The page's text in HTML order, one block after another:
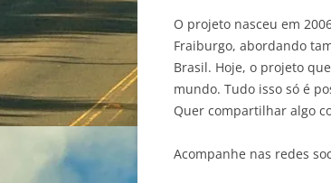
O projeto nasceu em
Fraiburgo, abordando
Brasil. Hoje, o projeto
mundo. Tudo isso só é
Quer compartilhar algo
Acompanhe nas redes